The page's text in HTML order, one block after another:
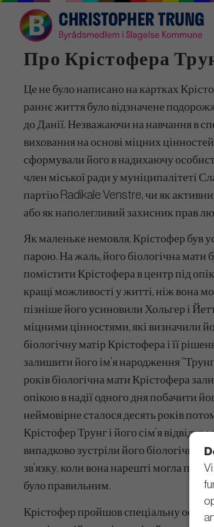
Про Крістофера
Це не було написано на картках
раннє життя було відзначене
до Данії. Незважаючи на навчання в
виховання на основі міцних
сформували його в надихаючу
член міської ради у муніципалітеті
партію Radikale Venstre, чи як
або як наполегливий захисник прав
Як маленьке немовля, Крістофер був
парою. На жаль, його біологічна мати
помістити Крістофера в центр під
кращі можливості у житті, ніж вона
пізніше його усиновили Хольгер і
міцними цінностями, які визначили
біологічну матір Крістофера і її
залишити його ім’я народження
років біологічна мати Крістофера
опікою в надії одного дня побачити
неймовірне сталося десять років
Крістофер Трунг і його сім’я
випадково зустріли його біологічну
зв’язку, коли вона нарешті могла
було правильним.
Крістофер пройшов спеціальну освіту